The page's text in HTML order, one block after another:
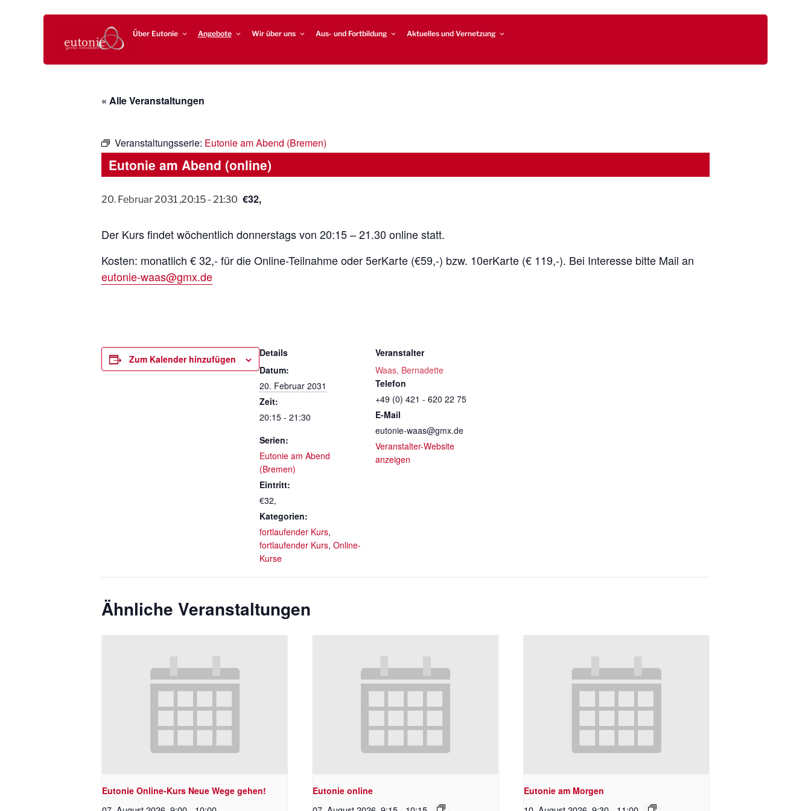
EUTONIE.DE
Über Eutonie Angebote Wir über uns Aus- und Fortbildung Aktuelles und Vernetzung
« Alle Veranstaltungen
Veranstaltungsserie: Eutonie am Abend (Bremen)
Eutonie am Abend (online)
20. Februar 2031 ,20:15 - 21:30 €32,
Der Kurs findet wöchentlich donnerstags von 20:15 – 21.30 online statt.
Kosten: monatlich € 32,- für die Online-Teilnahme oder 5erKarte (€59,-) bzw. 10erKarte (€ 119,-). Bei Interesse bitte Mail an
eutonie-waas@gmx.de
Zum Kalender hinzufügen
Details
Datum:
20. Februar 2031
Zeit:
20:15 - 21:30
Serien:
Eutonie am Abend
(Bremen)
Eintritt:
€32,
Kategorien:
fortlaufender Kurs,
fortlaufender Kurs, Online-
Kurse
Veranstalter
Waas, Bernadette
Telefon
+49 (0) 421 - 620 22 75
E-Mail
eutonie-waas@gmx.de
Veranstalter-Website
anzeigen
Ähnliche Veranstaltungen
Eutonie Online-Kurs Neue Wege gehen! Eutonie online Eutonie am Morgen